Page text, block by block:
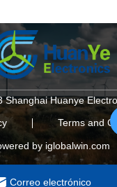
Correo electrónico
Shanghai Huanye
Terms and
by iglobalwin.com